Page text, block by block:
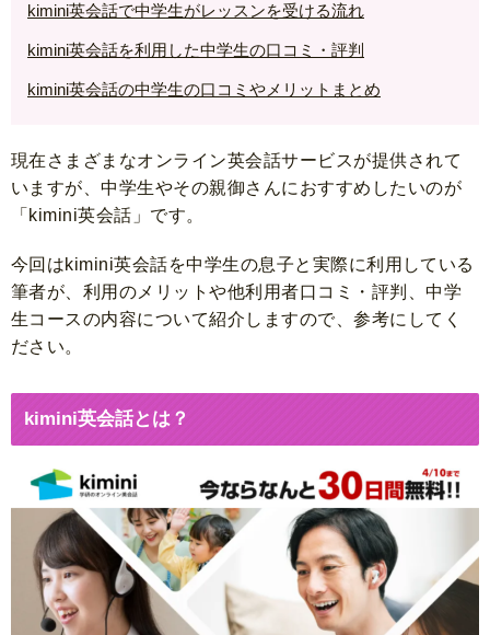
kimini英会話で中学生がレッスンを受ける流れ
kimini英会話を利用した中学生の口コミ・評判
kimini英会話の中学生の口コミやメリットまとめ
現在さまざまなオンライン英会話サービスが提供されて
いますが、中学生やその親御さんにおすすめしたいのが
「kimini英会話」です。
今回はkimini英会話を中学生の息子と実際に利用している
筆者が、利用のメリットや他利用者口コミ・評判、中学
生コースの内容について紹介しますので、参考にしてく
ださい。
kimini英会話とは？